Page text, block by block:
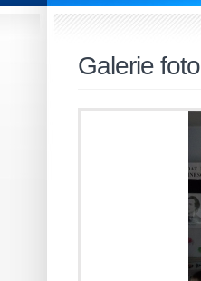
Galerie foto